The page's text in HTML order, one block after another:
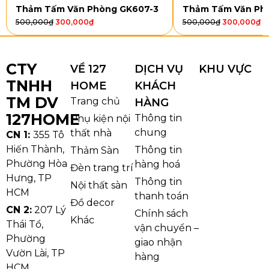
Thảm Tấm Văn Phòng X02
Ưu điểm nổi bật của Thảm Tấm Văn
Phòng X02
1. Thiết kế gọn nhẹ – thi công nhanh
chóng
Thảm Tấm Văn Phòng GK607-3
500,000₫ 300,000₫
Thảm Tấm Văn
500,000₫ 300,000₫
CTY
TNHH
TM DV
127HOME
CN 1: 355 Tô
Hiến Thành,
Phường Hòa
Hưng, TP
HCM
CN 2: 207 Lý
Thái Tổ,
Phường
Vườn Lài, TP
VỀ 127
HOME
Trang chủ
Phụ kiện nội
thất nhà
Thảm Sàn
Đèn trang trí
Nội thất sàn
Đồ decor
Khác
DỊCH VỤ
KHÁCH
HÀNG
Thông tin
chung
Thông tin
hàng hoá
Thông tin
thanh toán
Chính sách
vận chuyển –
giao nhận
hàng
KHU VỰC